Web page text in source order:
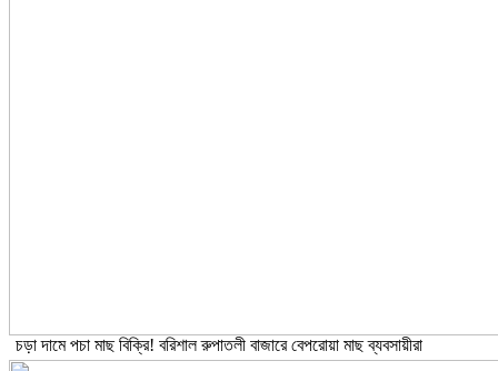
চড়া দামে পচা মাছ বিক্রি! বরিশাল রুপাতলী বাজারে বেপরোয়া মাছ ব্যবসায়ীরা